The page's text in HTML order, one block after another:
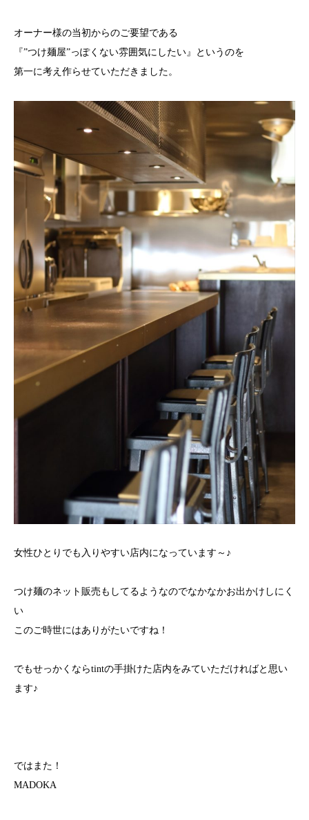
オーナー様の当初からのご要望である
『”つけ麺屋”っぽくない雰囲気にしたい』というのを
第一に考え作らせていただきました。
女性ひとりでも入りやすい店内になっています～♪
つけ麺のネット販売もしてるようなのでなかなかお出かけしにく
い
このご時世にはありがたいですね！
でもせっかくならtintの手掛けた店内をみていただければと思い
ます♪
ではまた！
MADOKA